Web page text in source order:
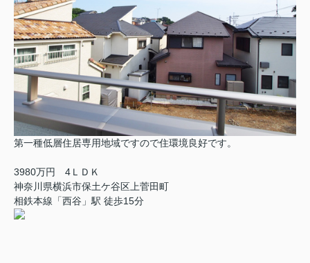
第一種低層住居専用地域ですので住環境良好です。
3980万円 4ＬＤＫ
神奈川県横浜市保土ケ谷区上菅田町
相鉄本線「西谷」駅 徒歩15分